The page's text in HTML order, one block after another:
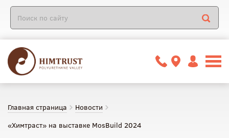
Главная страница
Новости
«Химтраст» на выставке MosBuild 2024